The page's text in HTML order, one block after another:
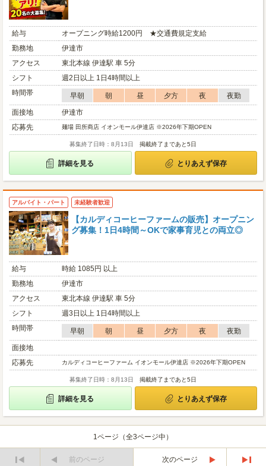
給与
オープニング時給1200円 ★交通費規定支給
勤務地
伊達市
アクセス
東北本線 伊達駅 車 5分
シフト
週2日以上 1日4時間以上
時間帯
早朝 朝 昼 夕方 夜
夜勤
面接地
伊達市
応募先
麺場 田所商店 イオンモール伊達店 ※2026年下期OPEN
募集終了日時：8月13日 掲載終了まであと5日
詳細を見る とりあえず保存
アルバイト・パート 未経験者歓迎
【カルディコーヒーファームの販売】オープニン
グ募集！1日4時間～OKで家事育児との両立◎
給与
時給 1085円 以上
勤務地
伊達市
アクセス
東北本線 伊達駅 車 5分
シフト
週3日以上 1日4時間以上
時間帯
早朝 朝 昼 夕方 夜
夜勤
面接地
応募先
カルディコーヒーファーム イオンモール伊達店 ※2026年下期OPEN
募集終了日時：8月13日 掲載終了まであと5日
詳細を見る とりあえず保存
1ページ（全3ページ中）
前のページ
次のページ